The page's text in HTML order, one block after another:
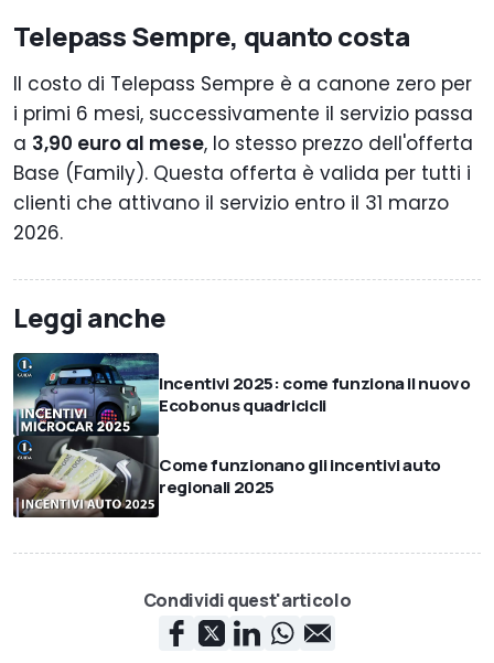
Telepass Sempre, quanto costa
Il costo di Telepass Sempre è a canone zero per
i primi 6 mesi, successivamente il servizio passa
a 3,90 euro al mese, lo stesso prezzo dell'offerta
Base (Family). Questa offerta è valida per tutti i
clienti che attivano il servizio entro il 31 marzo
2026.
Leggi anche
Incentivi 2025: come funziona il nuovo
Ecobonus quadricicli
Come funzionano gli incentivi auto
regionali 2025
Condividi quest'articolo